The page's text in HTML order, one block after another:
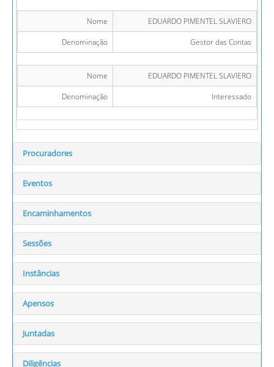
Nome
EDUARDO PIMENTEL SLAVIERO
Denominação
Gestor das Contas
Nome
EDUARDO PIMENTEL SLAVIERO
Denominação
Interessado
Procuradores
Eventos
Encaminhamentos
Sessões
Instâncias
Apensos
Juntadas
Diligências